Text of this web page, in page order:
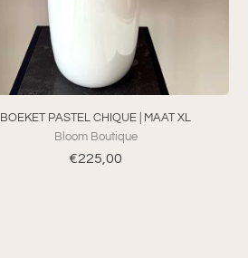
BOEKET PASTEL CHIQUE | MAAT XL
Bloom Boutique
€225,00